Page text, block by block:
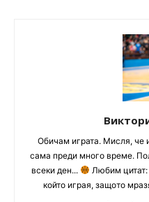
Обичам играта. Мисля, че
сама преди много време.
всеки ден...
Любим цитат:
който играя, защото